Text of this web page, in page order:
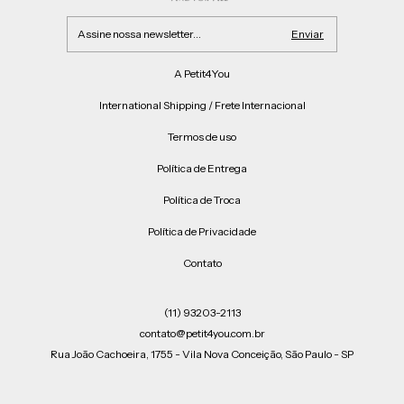
A Petit4You
International Shipping / Frete Internacional
Termos de uso
Política de Entrega
Política de Troca
Política de Privacidade
Contato
(11) 93203-2113
contato@petit4you.com.br
Rua João Cachoeira, 1755 - Vila Nova Conceição, São Paulo - SP